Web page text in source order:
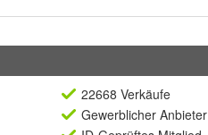
22668 Verkäufe
Gewerblicher Anbieter